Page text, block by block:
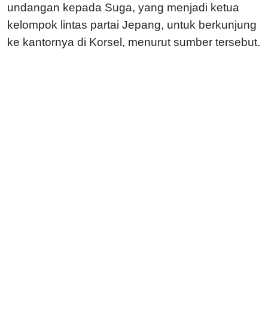
undangan kepada Suga, yang menjadi ketua
kelompok lintas partai Jepang, untuk berkunjung
ke kantornya di Korsel, menurut sumber tersebut.